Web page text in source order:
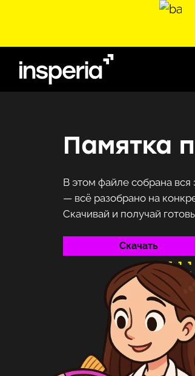
Памятка
В этом файле собрана
— всё разобрано на
Скачивай и получай
Скачать